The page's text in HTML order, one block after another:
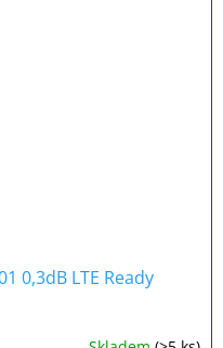
0,3dB LTE Ready